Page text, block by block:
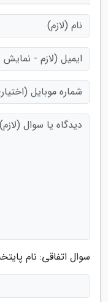
سوال اتفاقی: نام